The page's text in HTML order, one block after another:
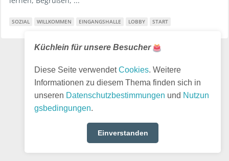
Küchlein für unsere Besucher
Diese Seite verwendetCookies. Weitere
Informationen zu diesem Thema finden sich in
unseren Datenschutzbestimmungen und Nutzun
gsbedingungen.
Einverstanden
SOZIAL WILLKOMMEN EINGANGSHALLE LOBBY START